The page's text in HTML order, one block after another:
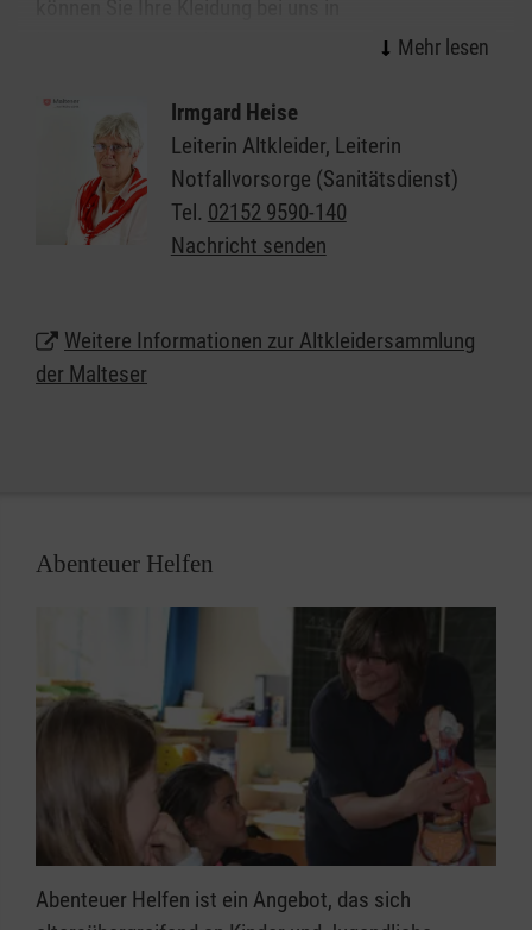
Kempen abgeben. Wir garantieren eine faire und
Erlösen aus dem Verkauf Ihrer Altkleiderspenden
finanzieren wir unsere sozialen und humanitären
Projekte, die wir für Betroffene kostenlos anbieten.
Irmgard Heise
Leiterin Altkleider, Leiterin
Notfallvorsorge (Sanitätsdienst)
Tel. 02152 9590-140
Nachricht senden
Weitere Informationen zur Altkleidersammlung
der Malteser
Abenteuer Helfen
Abenteuer Helfen ist ein Angebot, das sich